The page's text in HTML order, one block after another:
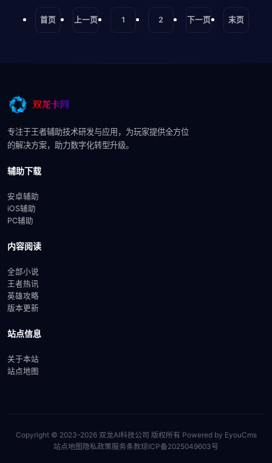
首页 上一页 1 2 下一页 末页
专注于王者辅助技术研发与应用，为玩家提供全方位
的解决方案，助力数字化转型升级。
辅助下载
安卓辅助
iOS辅助
PC辅助
内容阅读
全部小说
王者热讯
英雄攻略
版本更新
站点信息
关于本站
站点地图
Copyright © 2023-2026 双龙AI科技公司 版权所有 Powered by EyouCms
站点地图 隐私政策服务条款琼ICP备2025049603号